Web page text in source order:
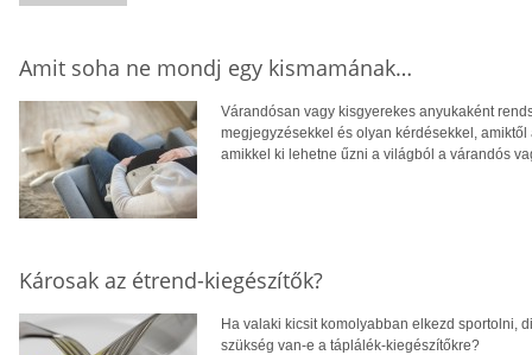
Amit soha ne mondj egy kismamának…
Várandósan vagy kisgyerekes anyukaként
megjegyzésekkel és olyan kérdésekkel,
amikkel ki lehetne űzni a világból a várandós
Károsak az étrend-kiegészítők?
Ha valaki kicsit komolyabban elkezd sportolni,
szükség van-e a táplálék-kiegészítőkre?